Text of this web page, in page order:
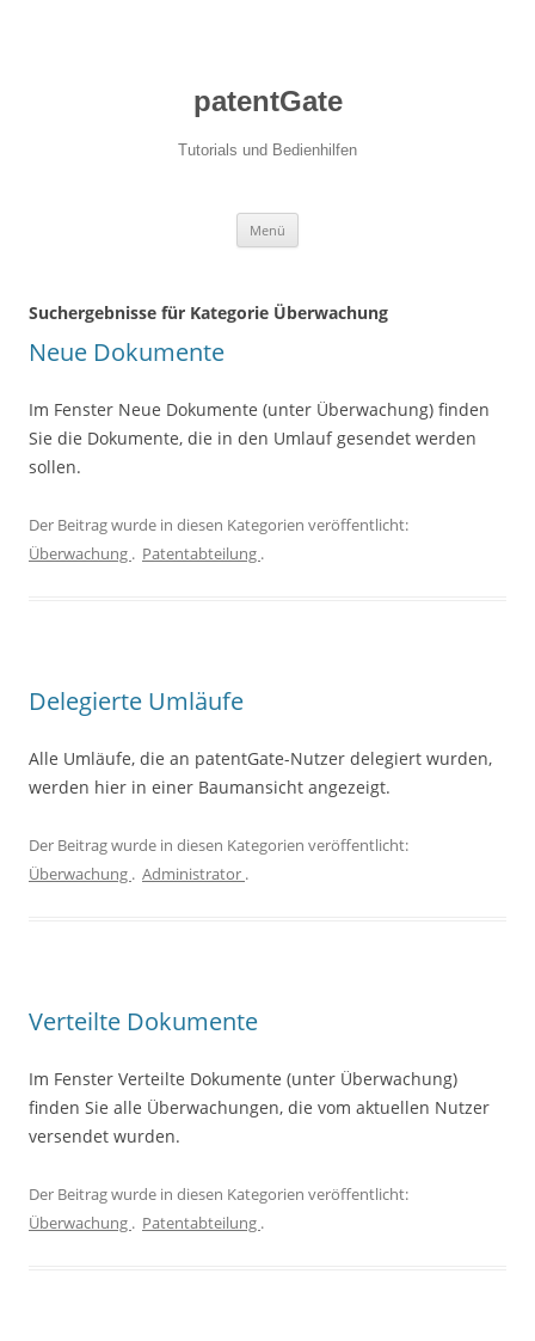
patentGate
Tutorials und Bedienhilfen
Menü
Suchergebnisse für Kategorie Überwachung
Neue Dokumente
Im Fenster Neue Dokumente (unter Überwachung) finden
Sie die Dokumente, die in den Umlauf gesendet werden
sollen.
Der Beitrag wurde in diesen Kategorien veröffentlicht:
Überwachung . Patentabteilung .
Delegierte Umläufe
Alle Umläufe, die an patentGate-Nutzer delegiert wurden,
werden hier in einer Baumansicht angezeigt.
Der Beitrag wurde in diesen Kategorien veröffentlicht:
Überwachung . Administrator .
Verteilte Dokumente
Im Fenster Verteilte Dokumente (unter Überwachung)
finden Sie alle Überwachungen, die vom aktuellen Nutzer
versendet wurden.
Der Beitrag wurde in diesen Kategorien veröffentlicht:
Überwachung . Patentabteilung .